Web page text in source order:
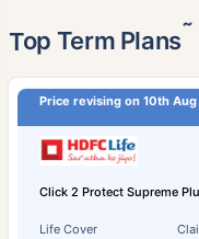
Top Term Plans˜
Price revising on 10th Aug
Click 2 Protect Supreme
Life Cover